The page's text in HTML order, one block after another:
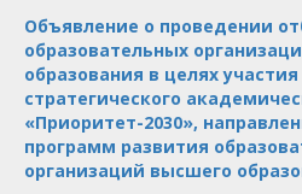
Объявление о проведении
образовательных
образования в целях
стратегического
«Приоритет-2030»,
программ развития
организаций высшего